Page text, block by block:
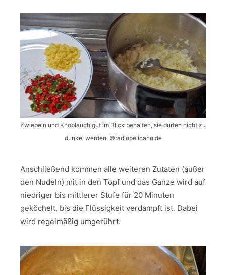
Zwiebeln und Knoblauch gut im Blick behalten, sie dürfen nicht zu
dunkel werden. ©️radiopelicano.de
Anschließend kommen alle weiteren Zutaten (außer
den Nudeln) mit in den Topf und das Ganze wird auf
niedriger bis mittlerer Stufe für 20 Minuten
geköchelt, bis die Flüssigkeit verdampft ist. Dabei
wird regelmäßig umgerührt.